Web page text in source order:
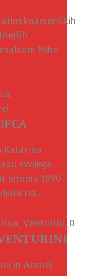
Miho
Katarina
svojega
letoma 1990
na...
in Andrej